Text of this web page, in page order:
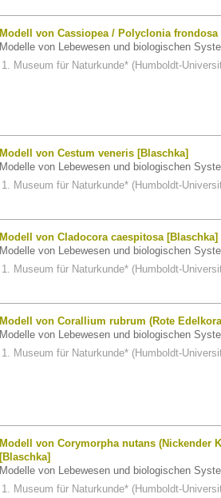
Modell von Cassiopea / Polyclonia frondosa
Modelle von Lebewesen und biologischen
Museum für Naturkunde* (Humboldt-
Modell von Cestum veneris [Blaschka]
Modelle von Lebewesen und biologischen
Museum für Naturkunde* (Humboldt-
Modell von Cladocora caespitosa [Blaschka]
Modelle von Lebewesen und biologischen
Museum für Naturkunde* (Humboldt-
Modell von Corallium rubrum (Rote
Modelle von Lebewesen und biologischen
Museum für Naturkunde* (Humboldt-
Modell von Corymorpha nutans (Nickender
[Blaschka]
Modelle von Lebewesen und biologischen
Museum für Naturkunde* (Humboldt-